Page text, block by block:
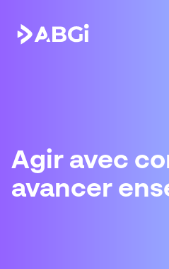
Agir avec
avancer